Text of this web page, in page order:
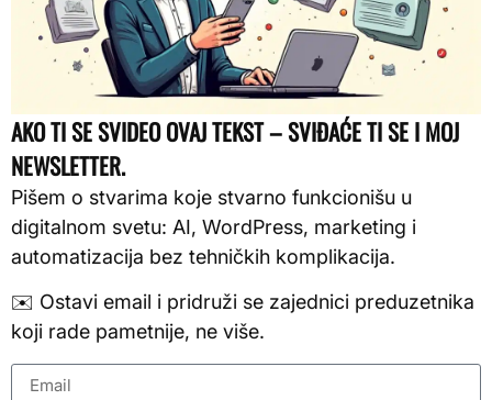
AKO TI SE SVIDEO OVAJ TEKST – SVIĐAĆE TI SE I MOJ
NEWSLETTER.
Pišem o stvarima koje stvarno funkcionišu u
digitalnom svetu: AI, WordPress, marketing i
automatizacija bez tehničkih komplikacija.
✉️ Ostavi email i pridruži se zajednici preduzetnika
koji rade pametnije, ne više.